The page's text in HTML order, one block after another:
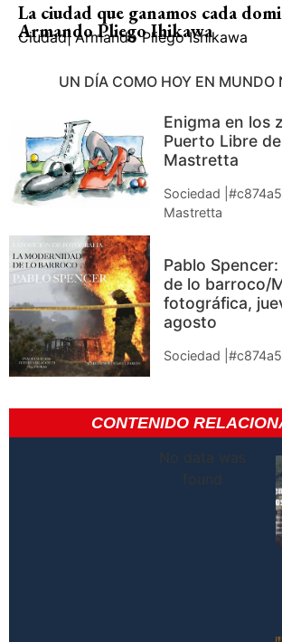
La ciudad que ganamos cada
Armando Pliego Ihikawa
Ciudad| Armando Pliego Ishikawa
UN DÍA COMO HOY EN MUNDO
Enigma en los
Puerto Libre
Mastretta
Sociedad
Mastretta
Pablo
de lo barroco/
fotográfica,
agosto
Sociedad
CONTENIDO
No data was
found